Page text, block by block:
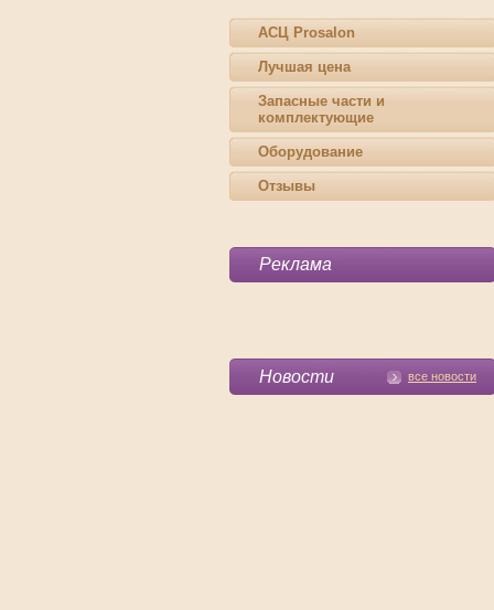
АСЦ Prosalon
Лучшая цена
Запасные части и
комплектующие
Оборудование
Отзывы
Реклама
Новости все новости